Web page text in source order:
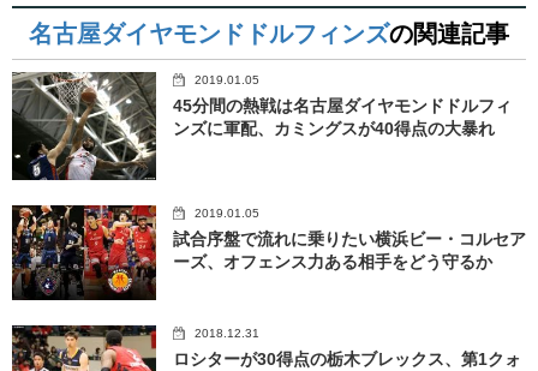
名古屋ダイヤモンドドルフィンズの関連記事
2019.01.05
45分間の熱戦は名古屋ダイヤモンドドルフィ
ンズに軍配、カミングスが40得点の大暴れ
2019.01.05
試合序盤で流れに乗りたい横浜ビー・コルセア
ーズ、オフェンス力ある相手をどう守るか
2018.12.31
ロシターが30得点の栃木ブレックス、第1クォ